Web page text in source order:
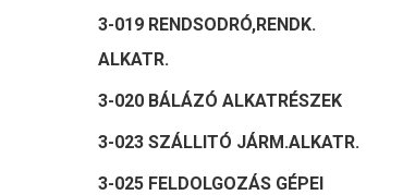
3-019 RENDSODRÓ,RENDK.
ALKATR.
3-020 BÁLÁZÓ ALKATRÉSZEK
3-023 SZÁLLITÓ JÁRM.ALKATR.
3-025 FELDOLGOZÁS GÉPEI